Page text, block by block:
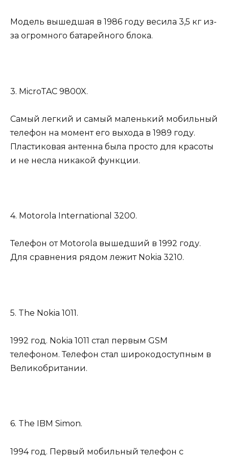
Модель вышедшая в 1986 году весила 3,5 кг из-
за огромного батарейного блока.
3. MicroTAC 9800X.
Самый легкий и самый маленький мобильный
телефон на момент его выхода в 1989 году.
Пластиковая антенна была просто для красоты
и не несла никакой функции.
4. Motorola International 3200.
Телефон от Motorola вышедший в 1992 году.
Для сравнения рядом лежит Nokia 3210.
5. The Nokia 1011.
1992 год. Nokia 1011 стал первым GSM
телефоном. Телефон стал широкодоступным в
Великобритании.
6. The IBM Simon.
1994 год. Первый мобильный телефон с